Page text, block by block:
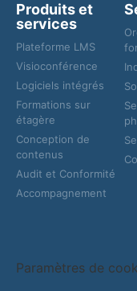
Produits et
services
Plateforme LMS
Visioconférence
Logiciels intégrés
Formations sur
étagère
Conception de
contenus
Audit et Conformité
Accompagnement
Paramètres de